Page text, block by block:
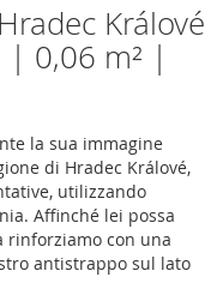
Králové
| 0,06 m² |
la sua immagine
di Hradec Králové,
utilizzando
Affinché lei possa
rinforziamo con una
antistrappo sul lato